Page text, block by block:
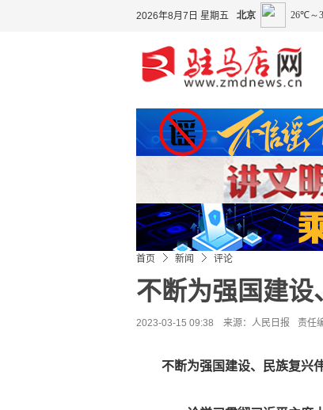
2026年8月7日 星期五
首页 新闻 评论
不断为强国建
2023-03-15 09:38 来源： 人民日报 责任
不断为强国建设、民族复兴